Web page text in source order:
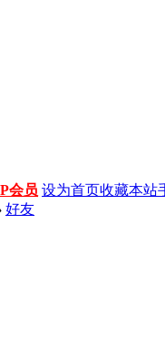
会员 设为首页收藏本站
好友